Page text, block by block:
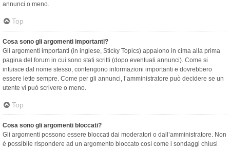
annunci o meno.
Top
Cosa sono gli argomenti importanti?
Gli argomenti importanti (in inglese, Sticky Topics) appaiono in cima alla prima
pagina del forum in cui sono stati scritti (dopo eventuali annunci). Come si
intuisce dal nome stesso, contengono informazioni importanti e dovrebbero
essere lette sempre. Come per gli annunci, l’amministratore può decidere se un
utente vi può scrivere o meno.
Top
Cosa sono gli argomenti bloccati?
Gli argomenti possono essere bloccati dai moderatori o dall’amministratore. Non
è possibile rispondere ad un argomento bloccato così come i sondaggi chiusi